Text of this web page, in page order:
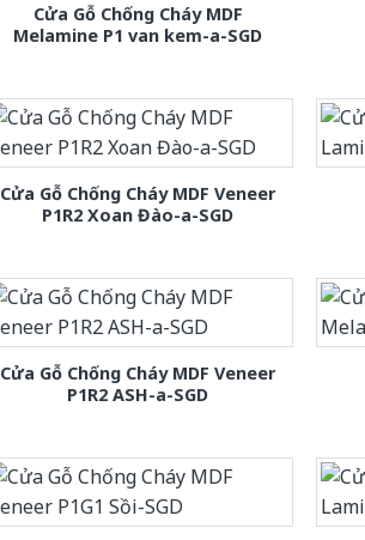
Cửa Gỗ Chống Cháy MDF
Melamine P1 van kem-a-SGD
Cửa Gỗ Chống Cháy MDF Veneer
P1R2 Xoan Đào-a-SGD
Cửa Gỗ Chống Cháy MDF Veneer
P1R2 ASH-a-SGD